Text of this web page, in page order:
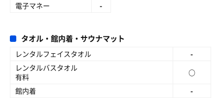
電子マネー
-
タオル・館内着・サウナマット
レンタルフェイスタオル
-
レンタルバスタオル
有料
○
館内着
-